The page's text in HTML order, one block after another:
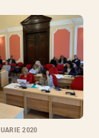
2020